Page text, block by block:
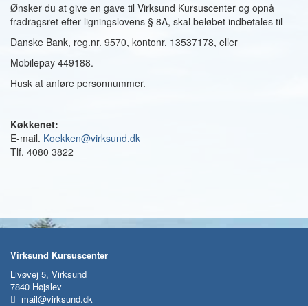
Ønsker du at give en gave til Virksund Kursuscenter og opnå
fradragsret efter ligningslovens § 8A, skal beløbet indbetales til
Danske Bank, reg.nr. 9570, kontonr. 13537178, eller
Mobilepay 449188.
Husk at anføre personnummer.
Køkkenet:
E-mail. Koekken@virksund.dk
Tlf. 4080 3822
Virksund Kursuscenter
Livøvej 5, Virksund
7840 Højslev
mail@virksund.dk